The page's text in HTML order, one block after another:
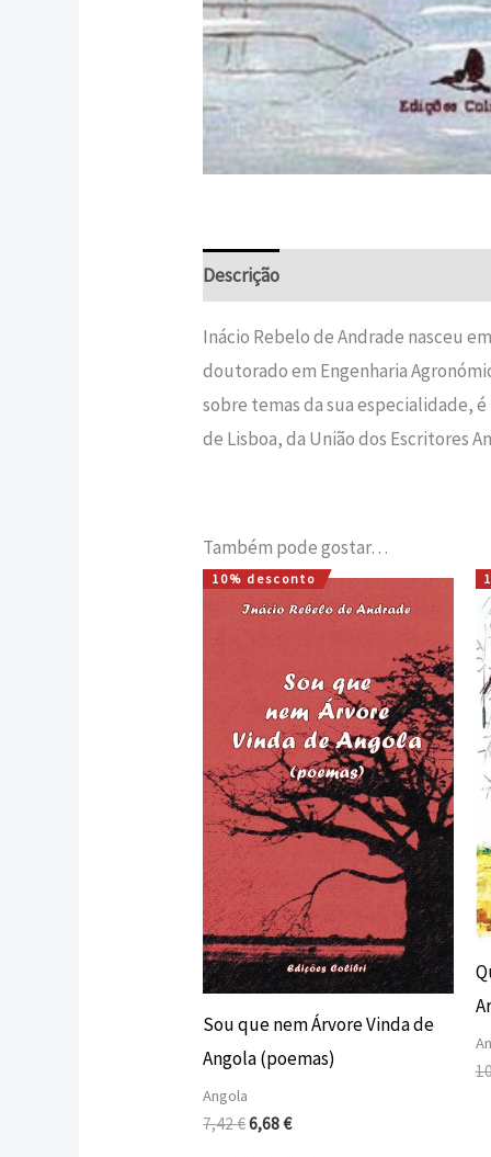
Descrição
Inácio Rebelo de Andrade nasceu
doutorado em Engenharia
sobre temas da sua especialidade,
de Lisboa, da União dos Escritores
Também pode gostar…
10% desconto
Sou que nem Árvore Vinda de
Angola (poemas)
Angola
7,42€
O
preço
7,42 €.
6,68€
O
preço
6,68 €.